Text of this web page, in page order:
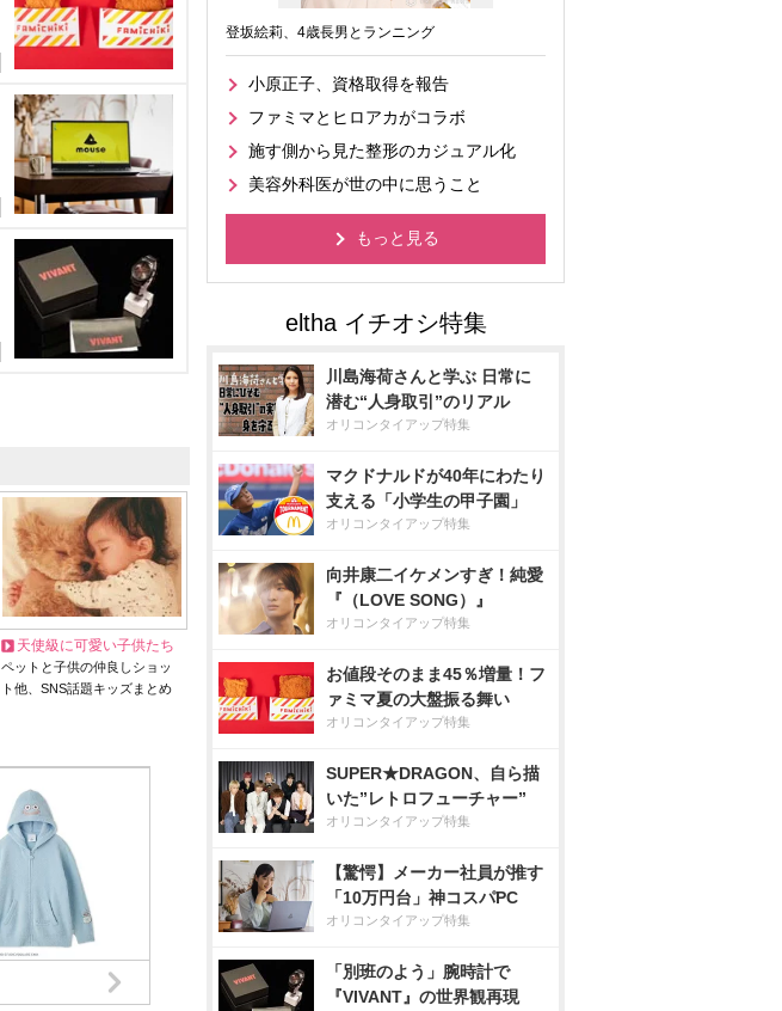
天使級に可愛い子供たち
ペットと子供の仲良しショッ
ト他、SNS話題キッズまとめ
登坂絵莉、4歳長男とランニング
小原正子、資格取得を報告
ファミマとヒロアカがコラボ
施す側から見た整形のカジュアル化
美容外科医が世の中に思うこと
もっと見る
川島海荷さんと学ぶ 日常に
潜む“人身取引”のリアル
オリコンタイアップ特集
マクドナルドが40年にわたり
支える「小学生の甲子園」
オリコンタイアップ特集
向井康二イケメンすぎ！純愛
『（LOVE SONG）』
オリコンタイアップ特集
お値段そのまま45％増量！フ
ァミマ夏の大盤振る舞い
オリコンタイアップ特集
SUPER★DRAGON、自ら描
いた”レトロフューチャー”
オリコンタイアップ特集
【驚愕】メーカー社員が推す
「10万円台」神コスパPC
オリコンタイアップ特集
「別班のよう」腕時計で
『VIVANT』の世界観再現